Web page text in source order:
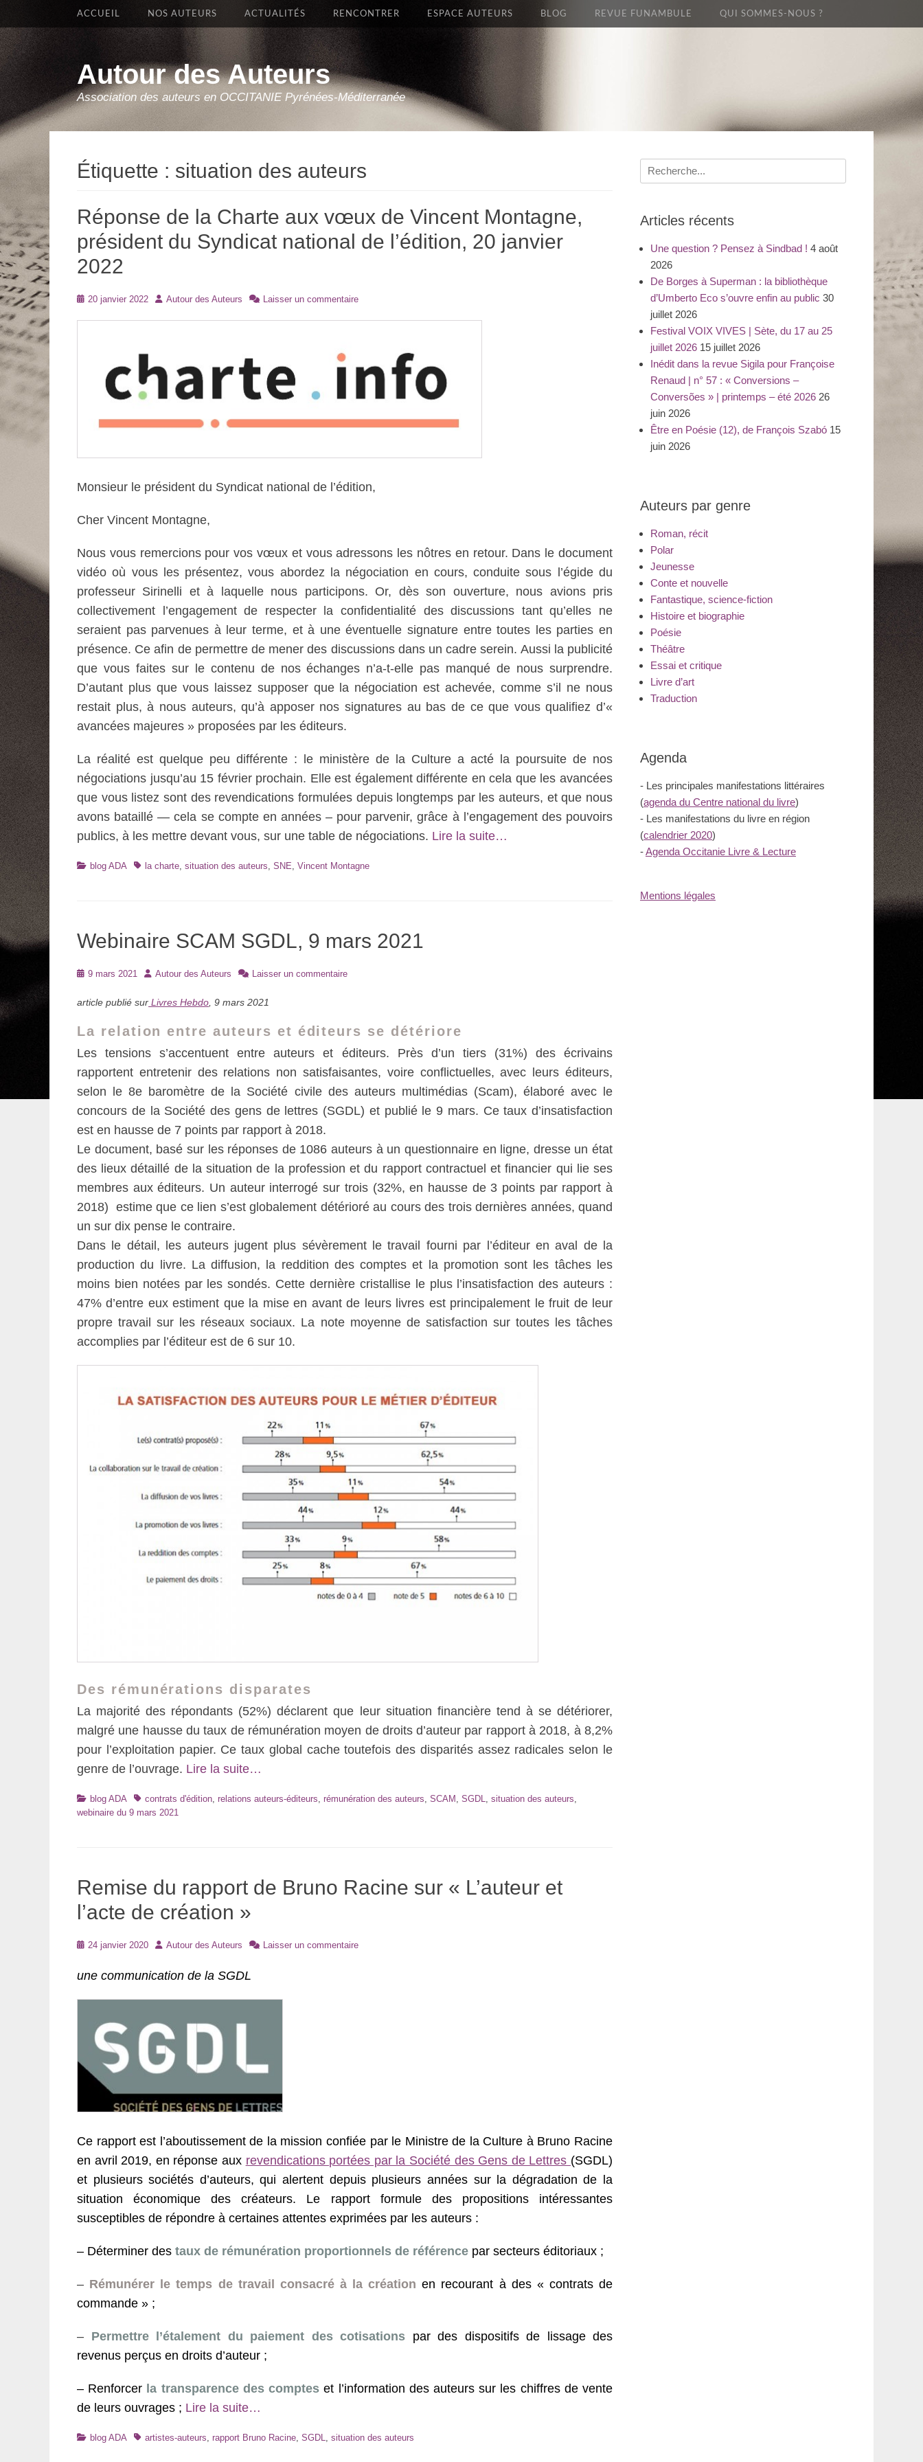
Autour des Auteurs
Association des auteurs en OCCITANIE Pyrénées-Méditerranée
Premier Menu
Aller
ACCUEIL NOS AUTEURS ACTUALITÉS RENCONTRER ESPACE AUTEURS BLOG REVUE FUNAMBULE QUI SOMMES-NOUS ?
Étiquette : situation des auteurs
Réponse de la Charte aux vœux de Vincent Montagne,
président du Syndicat national de l’édition, 20 janvier
2022
Posté20 janvier 2022 Auteur
Autour des Auteurs Laisser un commentaire
Monsieur le président du Syndicat national de l’édition,
Cher Vincent Montagne,
Nous vous remercions pour vos vœux et vous adressons les nôtres en retour. Dans le document
vidéo où vous les présentez, vous abordez la négociation en cours, conduite sous l’égide du
professeur Sirinelli et à laquelle nous participons. Or, dès son ouverture, nous avions pris
collectivement l’engagement de respecter la confidentialité des discussions tant qu’elles ne
seraient pas parvenues à leur terme, et à une éventuelle signature entre toutes les parties en
présence. Ce afin de permettre de mener des discussions dans un cadre serein. Aussi la publicité
que vous faites sur le contenu de nos échanges n’a-t-elle pas manqué de nous surprendre.
D’autant plus que vous laissez supposer que la négociation est achevée, comme s’il ne nous
restait plus, à nous auteurs, qu’à apposer nos signatures au bas de ce que vous qualifiez d’«
avancées majeures » proposées par les éditeurs.
La réalité est quelque peu différente : le ministère de la Culture a acté la poursuite de nos
négociations jusqu’au 15 février prochain. Elle est également différente en cela que les avancées
que vous listez sont des revendications formulées depuis longtemps par les auteurs, et que nous
avons bataillé — cela se compte en années – pour parvenir, grâce à l’engagement des pouvoirs
publics, à les mettre devant vous, sur une table de négociations. Lire la suite…
Catégories
blog ADA Tagsla charte, situation des auteurs, SNE, Vincent Montagne
Webinaire SCAM SGDL, 9 mars 2021
Posté9 mars 2021 Auteur
Autour des Auteurs Laisser un commentaire
article publié sur Livres Hebdo, 9 mars 2021
La relation entre auteurs et éditeurs se détériore
Les tensions s’accentuent entre auteurs et éditeurs. Près d’un tiers (31%) des écrivains
rapportent entretenir des relations non satisfaisantes, voire conflictuelles, avec leurs éditeurs,
selon le 8e baromètre de la Société civile des auteurs multimédias (Scam), élaboré avec le
concours de la Société des gens de lettres (SGDL) et publié le 9 mars. Ce taux d’insatisfaction
est en hausse de 7 points par rapport à 2018.
Le document, basé sur les réponses de 1086 auteurs à un questionnaire en ligne, dresse un état
des lieux détaillé de la situation de la profession et du rapport contractuel et financier qui lie ses
membres aux éditeurs. Un auteur interrogé sur trois (32%, en hausse de 3 points par rapport à
2018) estime que ce lien s’est globalement détérioré au cours des trois dernières années, quand
un sur dix pense le contraire.
Dans le détail, les auteurs jugent plus sévèrement le travail fourni par l’éditeur en aval de la
production du livre. La diffusion, la reddition des comptes et la promotion sont les tâches les
moins bien notées par les sondés. Cette dernière cristallise le plus l’insatisfaction des auteurs :
47% d’entre eux estiment que la mise en avant de leurs livres est principalement le fruit de leur
propre travail sur les réseaux sociaux. La note moyenne de satisfaction sur toutes les tâches
accomplies par l’éditeur est de 6 sur 10.
Des rémunérations disparates
La majorité des répondants (52%) déclarent que leur situation financière tend à se détériorer,
malgré une hausse du taux de rémunération moyen de droits d’auteur par rapport à 2018, à 8,2%
pour l’exploitation papier. Ce taux global cache toutefois des disparités assez radicales selon le
genre de l’ouvrage. Lire la suite…
Catégories
blog ADA Tagscontrats d'édition, relations auteurs-éditeurs, rémunération des auteurs, SCAM , SGDL, situation des auteurs,
webinaire du 9 mars 2021
Remise du rapport de Bruno Racine sur « L’auteur et
l’acte de création »
Posté24 janvier 2020 Auteur
Autour des Auteurs Laisser un commentaire
une communication de la SGDL
Ce rapport est l’aboutissement de la mission confiée par le Ministre de la Culture à Bruno Racine
en avril 2019, en réponse aux revendications portées par la Société des Gens de Lettres (SGDL)
et plusieurs sociétés d’auteurs, qui alertent depuis plusieurs années sur la dégradation de la
situation économique des créateurs. Le rapport formule des propositions intéressantes
susceptibles de répondre à certaines attentes exprimées par les auteurs :
– Déterminer des taux de rémunération proportionnels de référence par secteurs éditoriaux ;
– Rémunérer le temps de travail consacré à la création en recourant à des « contrats de
commande » ;
– Permettre l’étalement du paiement des cotisations par des dispositifs de lissage des
revenus perçus en droits d’auteur ;
– Renforcer la transparence des comptes et l’information des auteurs sur les chiffres de vente
de leurs ouvrages ; Lire la suite…
Catégories
blog ADA Tagsartistes-auteurs rapport Bruno Racine SGDL situation des auteurs
Recherche
pour
Articles récents
Une question ? Pensez à Sindbad ! 4 août
2026
De Borges à Superman : la bibliothèque
d’Umberto Eco s’ouvre enfin au public 30
juillet 2026
Festival VOIX VIVES | Sète, du 17 au 25
juillet 2026 15 juillet 2026
Inédit dans la revue Sigila pour Françoise
Renaud | n° 57 : « Conversions –
Conversões » | printemps – été 2026 26
juin 2026
Être en Poésie (12), de François Szabó 15
juin 2026
Auteurs par genre
Roman, récit
Polar
Jeunesse
Conte et nouvelle
Fantastique, science-fiction
Histoire et biographie
Poésie
Théâtre
Essai et critique
Livre d’art
Traduction
Agenda
- Les principales manifestations littéraires
(agenda du Centre national du livre)
- Les manifestations du livre en région
(calendrier 2020)
-Agenda Occitanie Livre & Lecture
Mentions légales